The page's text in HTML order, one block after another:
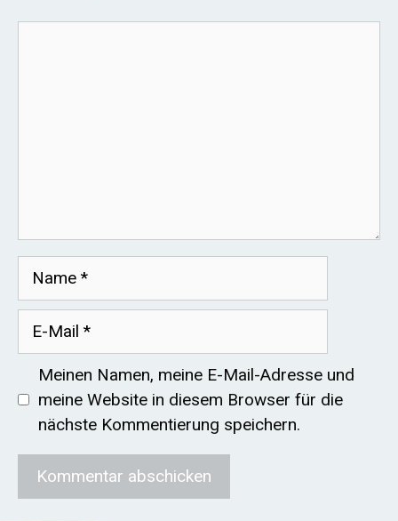
Name
Meinen Namen, meine E-Mail-Adresse und
meine Website in diesem Browser für die
nächste Kommentierung speichern.